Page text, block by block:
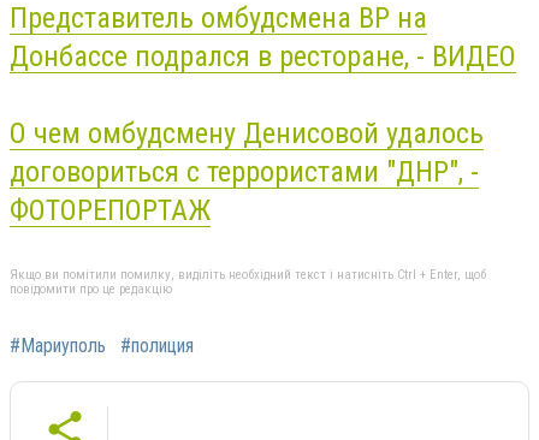
Представитель омбудсмена ВР на
Донбассе подрался в ресторане, - ВИДЕО
О чем омбудсмену Денисовой удалось
договориться с террористами "ДНР", -
ФОТОРЕПОРТАЖ
Якщо ви помітили помилку, виділіть необхідний текст і натисніть Ctrl + Enter, щоб
повідомити про це редакцію
#Мариуполь #полиция